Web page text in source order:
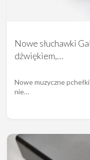
Nowe słuchawki
dźwiękiem,…
Nowe muzyczne
nie…